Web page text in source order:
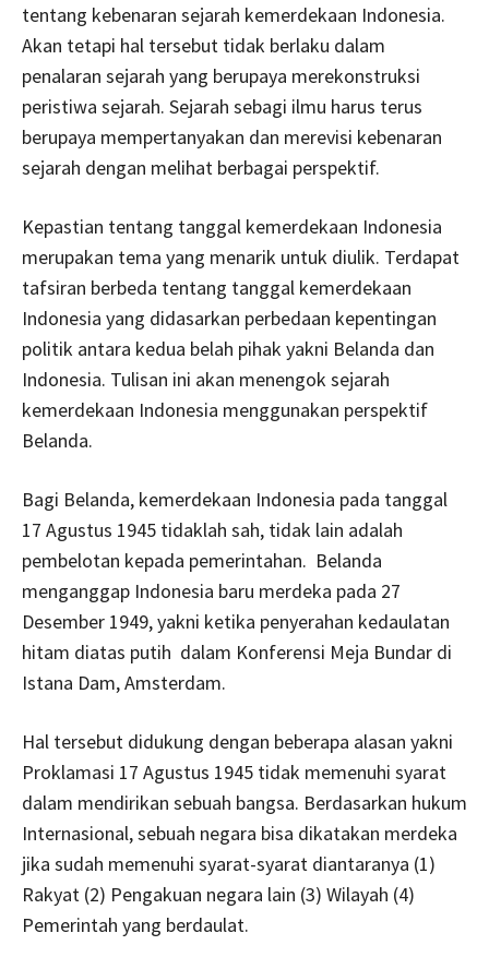
tentang kebenaran sejarah kemerdekaan Indonesia.
Akan tetapi hal tersebut tidak berlaku dalam
penalaran sejarah yang berupaya merekonstruksi
peristiwa sejarah. Sejarah sebagi ilmu harus terus
berupaya mempertanyakan dan merevisi kebenaran
sejarah dengan melihat berbagai perspektif.
Kepastian tentang tanggal kemerdekaan Indonesia
merupakan tema yang menarik untuk diulik. Terdapat
tafsiran berbeda tentang tanggal kemerdekaan
Indonesia yang didasarkan perbedaan kepentingan
politik antara kedua belah pihak yakni Belanda dan
Indonesia. Tulisan ini akan menengok sejarah
kemerdekaan Indonesia menggunakan perspektif
Belanda.
Bagi Belanda, kemerdekaan Indonesia pada tanggal
17 Agustus 1945 tidaklah sah, tidak lain adalah
pembelotan kepada pemerintahan. Belanda
menganggap Indonesia baru merdeka pada 27
Desember 1949, yakni ketika penyerahan kedaulatan
hitam diatas putih dalam Konferensi Meja Bundar di
Istana Dam, Amsterdam.
Hal tersebut didukung dengan beberapa alasan yakni
Proklamasi 17 Agustus 1945 tidak memenuhi syarat
dalam mendirikan sebuah bangsa. Berdasarkan hukum
Internasional, sebuah negara bisa dikatakan merdeka
jika sudah memenuhi syarat-syarat diantaranya (1)
Rakyat (2) Pengakuan negara lain (3) Wilayah (4)
Pemerintah yang berdaulat.